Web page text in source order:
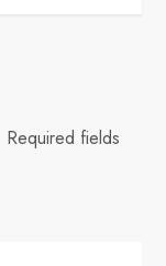
Required fields